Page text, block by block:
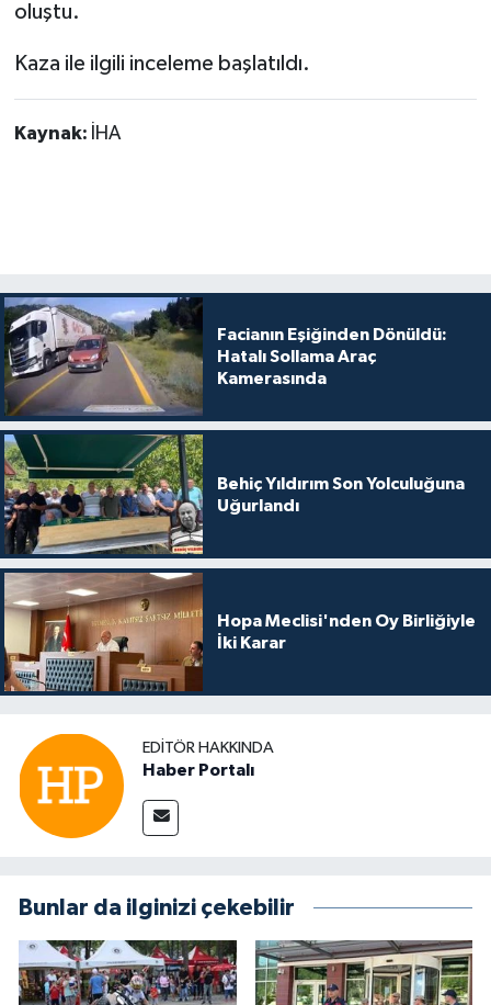
oluştu.
Kaza ile ilgili inceleme başlatıldı.
Kaynak: İHA
Facianın Eşiğinden Dönüldü:
Hatalı Sollama Araç
Kamerasında
Behiç Yıldırım Son Yolculuğuna
Uğurlandı
Hopa Meclisi'nden Oy Birliğiyle
İki Karar
EDITÖR HAKKINDA
Haber Portalı
Bunlar da ilginizi çekebilir